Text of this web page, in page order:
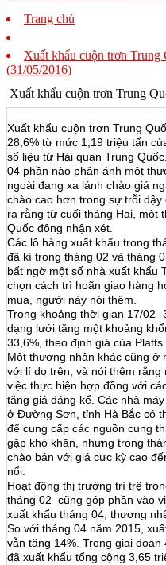
Trang chủ
Xuất khẩu cuộn trơn Trung
(31/05/2016)
Xuất khẩu cuộn trơn Trung
Xuất khẩu cuộn trơn Trung
28,6% từ mức 1,19 triệu tấn
số liệu từ Hải quan Trung
04 phần nào phản ánh một
ngoài đang xa lánh chào giá
chào cao hơn trong sự trỗi
ra rằng từ cuối tháng Hai, một
Quốc đông nhận xét.
Các lô hàng xuất khẩu trong
đã kí trong tháng 02 và tháng
bất ngờ một số nhà xuất khẩu
chọn cách trì hoãn giao hàng
mua, người này nói thêm.
Trong khoảng thời gian 17/02-
dạng lưới tăng một khoảng
33,6%, theo định giá của Platts.
Một thương nhân khác cũng ở
với lí do trên, và nói thêm rằng
việc thực hiện hợp đồng với
tăng giá đáng kể. Các nhà
ở Đường Sơn, tỉnh Hà Bắc có
để cung cấp các nguồn cung
gặp khó khăn, nhưng trong
chào bán với giá cực kỳ cao
nổi.
Hoạt động thị trường trì trệ
tháng 02 cũng góp phần vào
xuất khẩu tháng 04, thương
So với tháng 04 năm 2015,
vẫn tăng 14%. Trong giai
đã xuất khẩu tổng cộng 3,65